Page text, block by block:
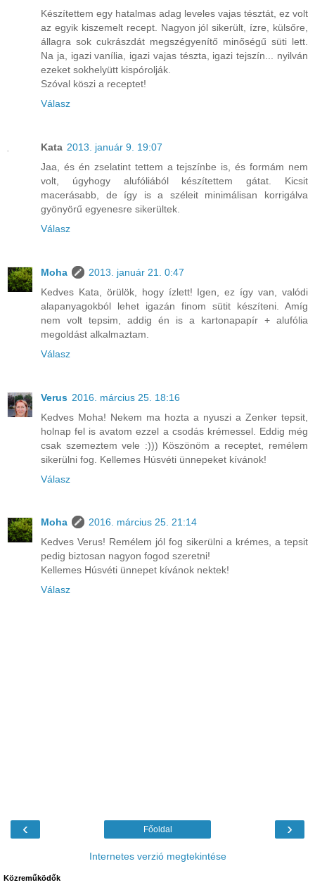
Készítettem egy hatalmas adag leveles vajas tésztát, ez volt
az egyik kiszemelt recept. Nagyon jól sikerült, ízre, külsőre,
állagra sok cukrászdát megszégyenítő minőségű süti lett.
Na ja, igazi vanília, igazi vajas tészta, igazi tejszín... nyilván
ezeket sokhelyütt kispórolják.
Szóval köszi a receptet!
Válasz
Kata 2013. január 9. 19:07
Jaa, és én zselatint tettem a tejszínbe is, és formám nem
volt, úgyhogy alufóliából készítettem gátat. Kicsit
macerásabb, de így is a széleit minimálisan korrigálva
gyönyörű egyenesre sikerültek.
Válasz
Moha
2013. január 21. 0:47
Kedves Kata, örülök, hogy ízlett! Igen, ez így van, valódi
alapanyagokból lehet igazán finom sütit készíteni. Amíg
nem volt tepsim, addig én is a kartonapapír + alufólia
megoldást alkalmaztam.
Válasz
Verus 2016. március 25. 18:16
Kedves Moha! Nekem ma hozta a nyuszi a Zenker tepsit,
holnap fel is avatom ezzel a csodás krémessel. Eddig még
csak szemeztem vele :))) Köszönöm a receptet, remélem
sikerülni fog. Kellemes Húsvéti ünnepeket kívánok!
Válasz
Moha
2016. március 25. 21:14
Kedves Verus! Remélem jól fog sikerülni a krémes, a tepsit
pedig biztosan nagyon fogod szeretni!
Kellemes Húsvéti ünnepet kívánok nektek!
Válasz
‹ ›
Főoldal
Internetes verzió megtekintése
Közreműködők